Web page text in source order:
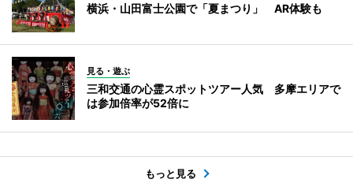
横浜・山田富士公園で「夏まつり」 AR体験も
見る・遊ぶ
三和交通の心霊スポットツアー人気 多摩エリアで
は参加倍率が52倍に
もっと見る